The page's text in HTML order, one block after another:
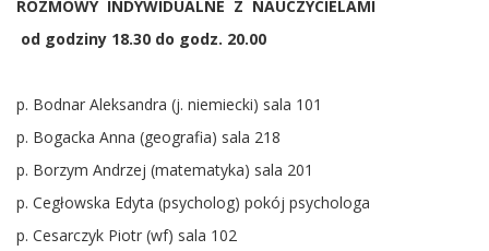
ROZMOWY INDYWIDUALNE Z NAUCZYCIELAMI
od godziny 18.30 do godz. 20.00
p. Bodnar Aleksandra (j. niemiecki) sala 101
p. Bogacka Anna (geografia) sala 218
p. Borzym Andrzej (matematyka) sala 201
p. Cegłowska Edyta (psycholog) pokój psychologa
p. Cesarczyk Piotr (wf) sala 102